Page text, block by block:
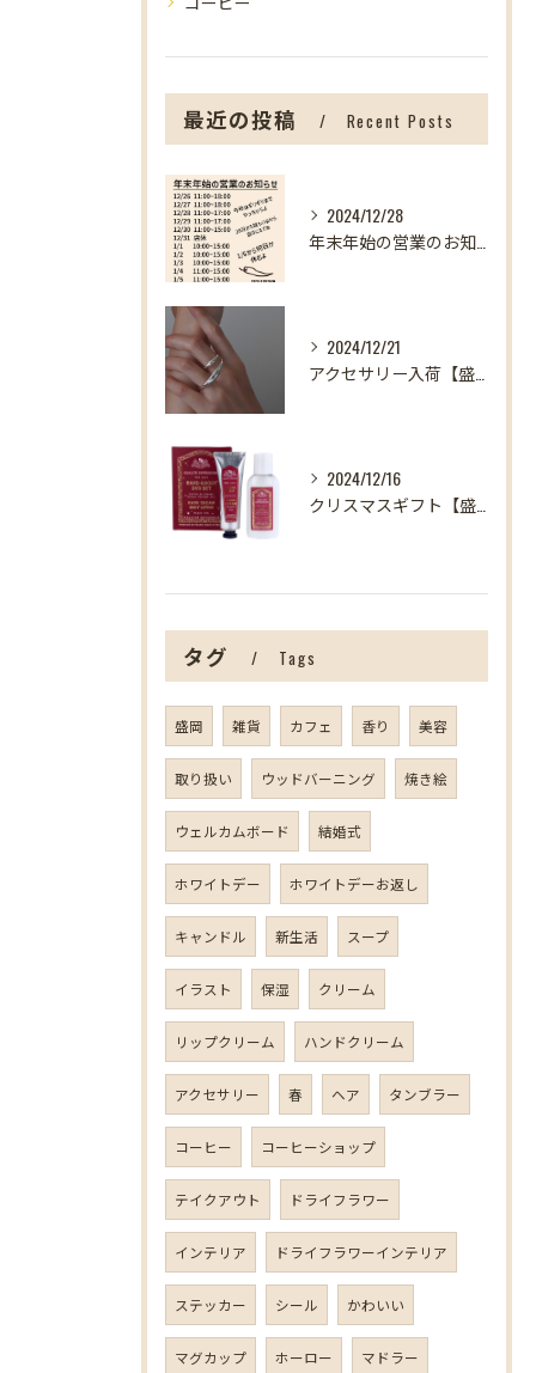
最近の投稿 Recent Posts
2024/12/28
2024/12/21
2024/12/16
タグ Tags
盛岡 雑貨 カフェ 香り 美容
取り扱い ウッドバーニング 焼き絵
ウェルカムボード 結婚式
ホワイトデー ホワイトデーお返し
キャンドル 新生活 スープ
イラスト 保湿 クリーム
リップクリーム ハンドクリーム
アクセサリー 春 ヘア タンブラー
コーヒー コーヒーショップ
テイクアウト ドライフラワー
インテリア ドライフラワーインテリア
ステッカー シール かわいい
マグカップ ホーロー マドラー